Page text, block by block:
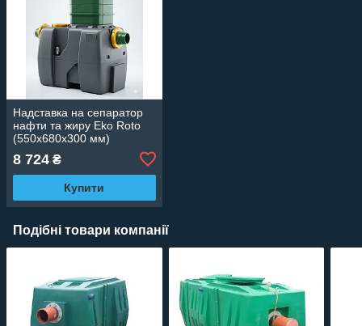
Надставка на сепаратор
нафти та жиру Eko Roto
(550х680x300 мм)
8 724 ₴
Купити
Подібні товари компанії